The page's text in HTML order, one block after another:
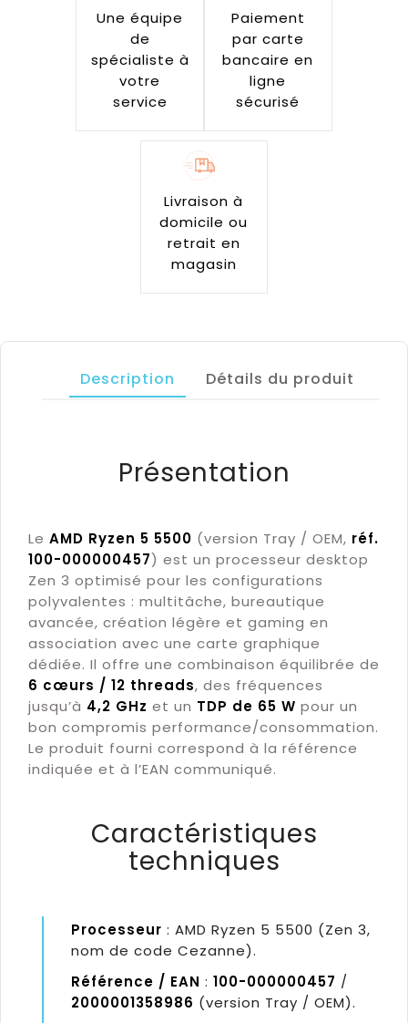
Une équipe
de
spécialiste à
votre
service
Paiement
par carte
bancaire en
ligne
sécurisé
Livraison à
domicile ou
retrait en
magasin
Description Détails du produit
Présentation
Le AMD Ryzen 5 5500 (version Tray / OEM, réf.
100-000000457) est un processeur desktop
Zen 3 optimisé pour les configurations
polyvalentes : multitâche, bureautique
avancée, création légère et gaming en
association avec une carte graphique
dédiée. Il offre une combinaison équilibrée de
6 cœurs / 12 threads, des fréquences
jusqu’à 4,2 GHz et un TDP de 65 W pour un
bon compromis performance/consommation.
Le produit fourni correspond à la référence
indiquée et à l’EAN communiqué.
Caractéristiques
techniques
Processeur : AMD Ryzen 5 5500 (Zen 3,
nom de code Cezanne).
Référence / EAN : 100-000000457 /
2000001358986 (version Tray / OEM).